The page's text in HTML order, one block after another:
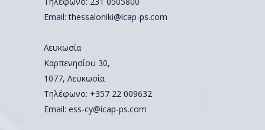
Email:thessaloniki@icap-ps.com
Λευκωσία
Καρπενησίου 30,
1077, Λευκωσία
Τηλέφωνο: +357 22 009632
Email: ess-cy@icap-ps.com